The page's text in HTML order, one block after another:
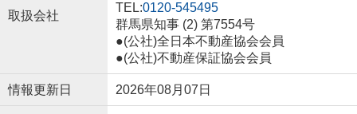
取扱会社
TEL:0120-545495
群馬県知事 (2) 第7554号
●(公社)全日本不動産協会会員
●(公社)不動産保証協会会員
情報更新日 2026年08月07日